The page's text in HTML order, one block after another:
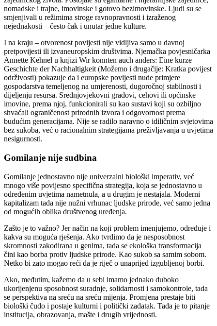
nomadske i trajne, imovinske i gotovo bezimovinske. Ljudi su se
smjenjivali u režimima stroge ravnopravnosti i izraženog
nejednakosti – često čak i unutar jedne kulture.
I na kraju – otvorenost povijesti nije vidljiva samo u davnoj
pretpovijesti ili izvaneuropskim društvima. Njemačka povjesničarka
Annette Kehnel u knjizi Wir konnten auch anders: Eine kurze
Geschichte der Nachhaltigkeit (Možemo i drugačije: Kratka povijest
održivosti) pokazuje da i europske povijesti nude primjere
gospodarstva temeljenog na umjerenosti, dugoročnoj stabilnosti i
dijeljenju resursa. Srednjovjekovni gradovi, cehovi ili općinske
imovine, prema njoj, funkcionirali su kao sustavi koji su ozbiljno
shvaćali ograničenost prirodnih izvora i odgovornost prema
budućim generacijama. Nije se radilo naravno o idiličnim svjetovima
bez sukoba, već o racionalnim strategijama preživljavanja u uvjetima
nesigurnosti.
Gomilanje nije sudbina
Gomilanje jednostavno nije univerzalni biološki imperativ, već
mnogo više povijesno specifična strategija, koja se jednostavno u
određenim uvjetima nametnula, a u drugim je nestajala. Moderni
kapitalizam tada nije nužni vrhunac ljudske prirode, već samo jedna
od mogućih oblika društvenog uređenja.
Zašto je to važno? Jer način na koji problem imenjujemo, određuje i
kakva su moguća rješenja. Ako tvrdimo da je nesposobnost
skromnosti zakodirana u genima, tada se ekološka transformacija
čini kao borba protiv ljudske prirode. Kao sukob sa samim sobom.
Netko bi zato mogao reći da je riječ o unaprijed izgubljenoj borbi.
Ako, međutim, kažemo da u sebi imamo jednako duboko
ukorijenjenu sposobnost suradnje, solidarnosti i samokontrole, tada
se perspektiva na sreću na sreću mijenja. Promjena prestaje biti
biološki čudo i postaje kulturni i politički zadatak. Tada je to pitanje
institucija, obrazovanja, mašte i drugih vrijednosti.